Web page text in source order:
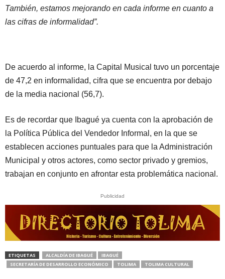
También, estamos mejorando en cada informe en cuanto a
las cifras de informalidad”.
De acuerdo al informe, la Capital Musical tuvo un porcentaje
de 47,2 en informalidad, cifra que se encuentra por debajo
de la media nacional (56,7).
Es de recordar que Ibagué ya cuenta con la aprobación de
la Política Pública del Vendedor Informal, en la que se
establecen acciones puntuales para que la Administración
Municipal y otros actores, como sector privado y gremios,
trabajan en conjunto en afrontar esta problemática nacional.
Publicidad
ETIQUETAS ALCALDÍA DE IBAGUÉ
IBAGUÉ
SECRETARÍA DE DESARROLLO ECONÓMICO
TOLIMA TOLIMA CULTURAL